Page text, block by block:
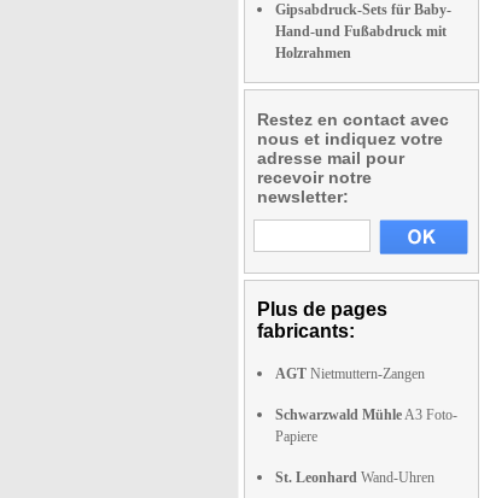
Gipsabdruck-Sets für Baby-
Hand-und Fußabdruck mit
Holzrahmen
Restez en contact avec
nous et indiquez votre
adresse mail pour
recevoir notre
newsletter:
Plus de pages
fabricants:
AGT Nietmuttern-Zangen
Schwarzwald MühleA3 Foto-
Papiere
St. Leonhard Wand-Uhren